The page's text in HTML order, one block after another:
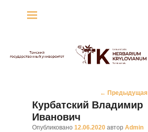
Навигация
по
← Предыдущая
Курбатский Владимир
Иванович
Опубликовано 12.06.2020 автор Admin